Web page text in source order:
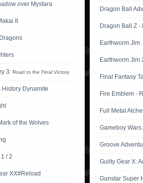
over Mystara
II
3: Road to the Final Victory
History Dynamite
of the Wolves
/ 2
XX#Reload
Dragon Ball
Dragon Ball Z -
Earthworm Jim
Earthworm Jim
Final Fantasy
Fire Emblem -
Full Metal
Gameboy
Groove
Guilty Gear X:
Gunstar Super